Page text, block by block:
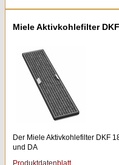
Miele Aktivkohlefilter
Der Miele Aktivkohlefilter DKF
und DA
Produktdatenblatt